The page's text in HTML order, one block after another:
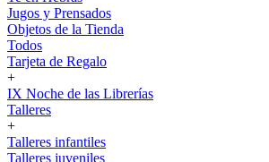
Jugos y Prensados
Objetos de la Tienda
Todos
Tarjeta de Regalo
+
IX Noche de las Librerías
Talleres
+
Talleres infantiles
Talleres juveniles